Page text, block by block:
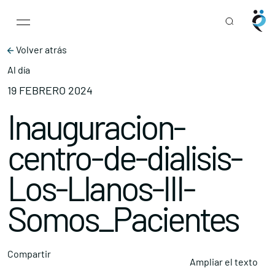
Main Navigation
Volver atrás
Al día
19 FEBRERO 2024
Inauguracion-
centro-de-dialisis-
Los-Llanos-III-
Somos_Pacientes
Compartir
Ampliar el texto